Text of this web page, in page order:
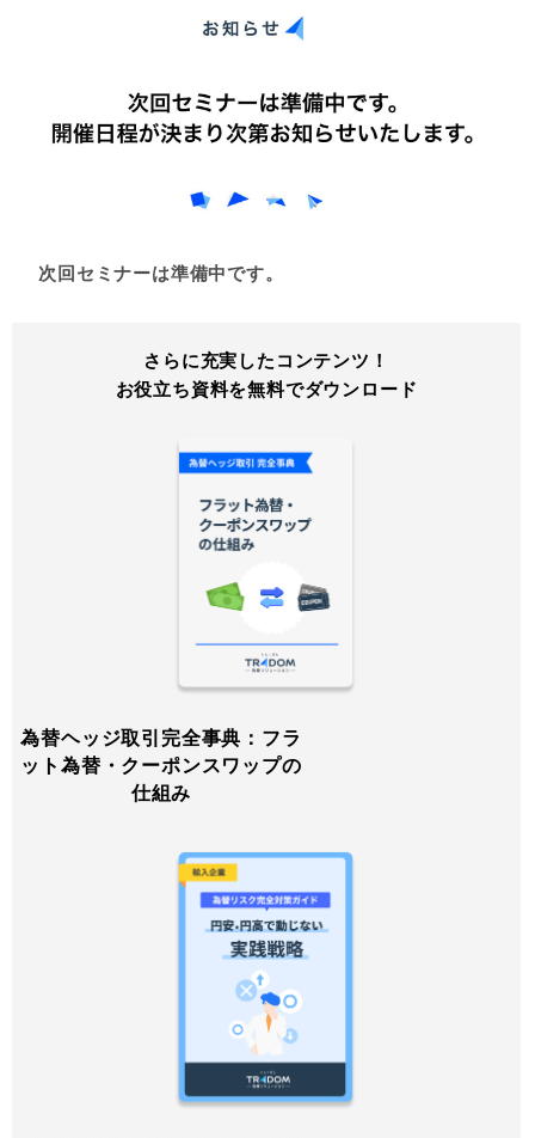
次回セミナーは準備中です。
さらに充実したコンテンツ！
お役立ち資料を無料でダウンロード
為替ヘッジ取引完全事典：フラ
ット為替・クーポンスワップの
仕組み